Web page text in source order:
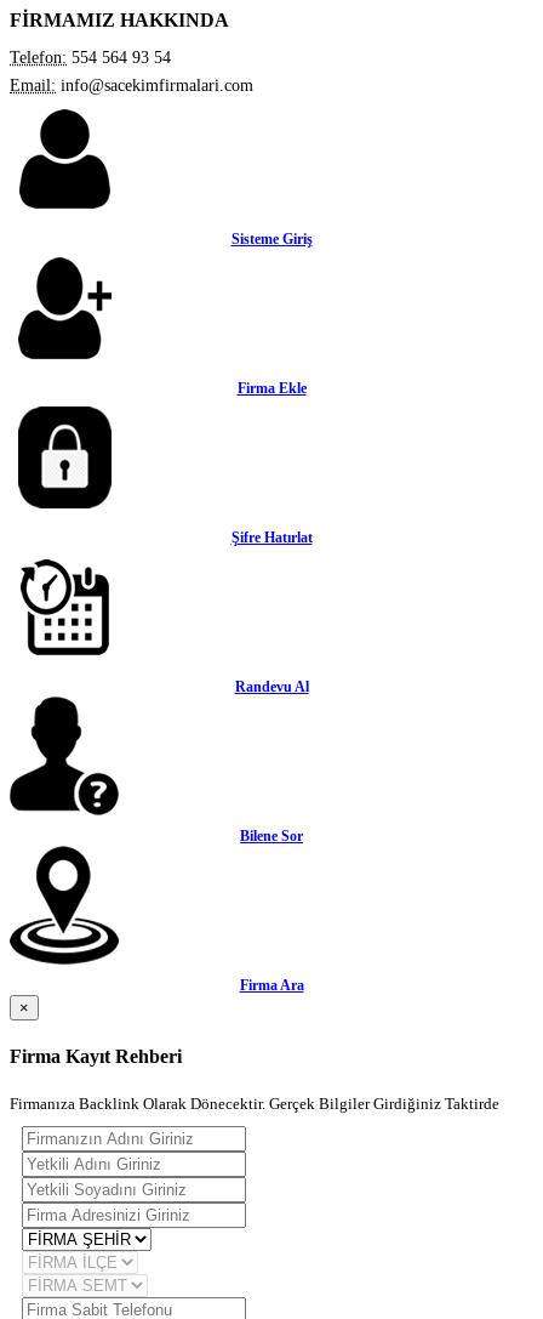
FİRMAMIZ HAKKINDA
Telefon: 554 564 93 54
Email: info@sacekimfirmalari.com
Sisteme Giriş
Firma Ekle
Şifre Hatırlat
Randevu Al
Bilene Sor
Firma Ara
×
Firma Kayıt Rehberi
Firmanıza Backlink Olarak Dönecektir. Gerçek Bilgiler Girdiğiniz Taktirde